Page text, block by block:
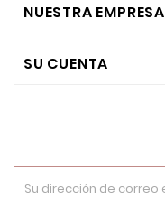
NUESTRA EMPRESA
SU CUENTA